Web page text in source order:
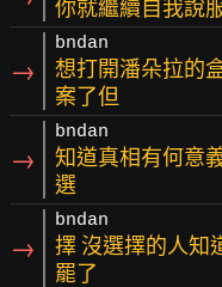
你就繼續自我說
→
bndan
想打開潘朵拉的
案了但
→
bndan
知道真相有何意
選
→
bndan
擇 沒選擇的人知
罷了